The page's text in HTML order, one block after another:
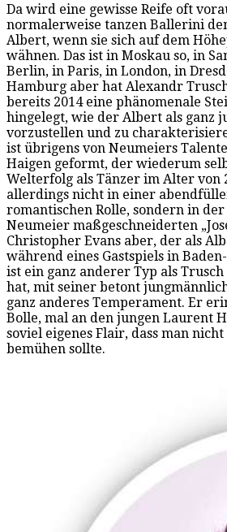
Da wird eine gewisse Reife oft
normalerweise tanzen Ballerini
Albert, wenn sie sich auf dem
wähnen. Das ist in Moskau so, in
Berlin, in Paris, in London, in
Hamburg aber hat Alexandr
bereits 2014 eine phänomenale
hingelegt, wie der Albert als ganz
vorzustellen und zu
ist übrigens von Neumeiers
Haigen geformt, der wiederum
Welterfolg als Tänzer im Alter von
allerdings nicht in einer
romantischen Rolle, sondern in
Neumeier maßgeschneiderten
Christopher Evans aber, der als
während eines Gastspiels in
ist ein ganz anderer Typ als
hat, mit seiner betont
ganz anderes Temperament. Er
Bolle, mal an den jungen Laurent
soviel eigenes Flair, dass man
bemühen sollte.